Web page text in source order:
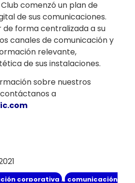
comenzó un plan de
de sus comunicaciones.
de forma centralizada a su
canales de comunicación y
relevante,
de sus instalaciones.
sobre nuestros
a
corporativa , comunicación